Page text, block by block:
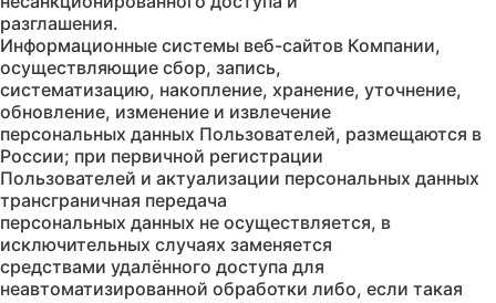
разглашения.
Информационные системы веб-сайтов Компании,
осуществляющие сбор, запись,
систематизацию, накопление, хранение, уточнение,
обновление, изменение и извлечение
персональных данных Пользователей, размещаются в
России; при первичной регистрации
Пользователей и актуализации персональных данных
трансграничная передача
персональных данных не осуществляется, в
исключительных случаях заменяется
средствами удалённого доступа для
неавтоматизированной обработки либо, если такая